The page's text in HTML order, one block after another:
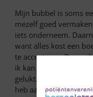
Mijn bubbel is soms
mezelf goed
iets onderneem.
want alles kost een
te accepteren.
ik kan zeggen dat het
gelukt. Ik ben wel
heb aanvaard.